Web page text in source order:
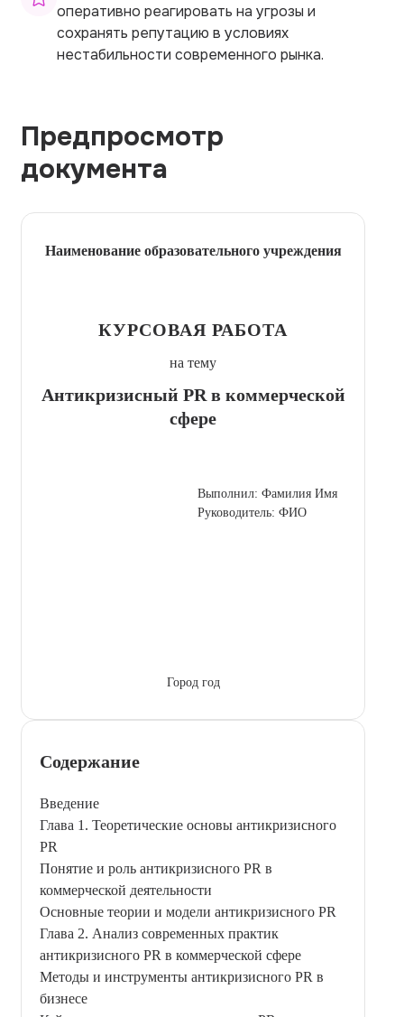
оперативно реагировать на угрозы и
сохранять репутацию в условиях
нестабильности современного рынка.
Предпросмотр
документа
Наименование образовательного учреждения
КУРСОВАЯ РАБОТА
на тему
Антикризисный PR в коммерческой
сфере
Выполнил: Фамилия Имя
Руководитель: ФИО
Город год
Содержание
Введение
Глава 1. Теоретические основы антикризисного
PR
Понятие и роль антикризисного PR в
коммерческой деятельности
Основные теории и модели антикризисного PR
Глава 2. Анализ современных практик
антикризисного PR в коммерческой сфере
Методы и инструменты антикризисного PR в
бизнесе